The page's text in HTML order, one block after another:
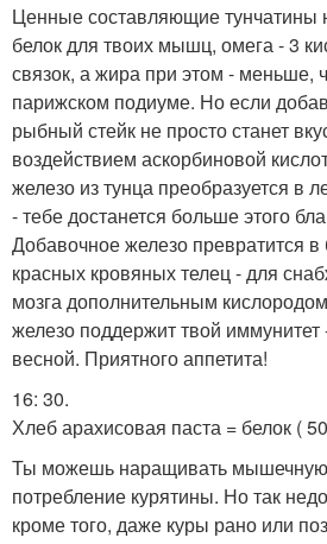
Ценные составляющие тунчатины
белок для твоих мышц, омега - 3
связок, а жира при этом - меньше,
парижском подиуме. Но если
рыбный стейк не просто станет
воздействием аскорбиновой
железо из тунца преобразуется в
- тебе достанется больше этого
Добавочное железо превратится в
красных кровяных телец - для
мозга дополнительным
железо поддержит твой иммунитет
весной. Приятного аппетита!
16: 30.
Хлеб арахисовая паста = белок (
Ты можешь наращивать мышечную
потребление курятины. Но так
кроме того, даже куры рано или